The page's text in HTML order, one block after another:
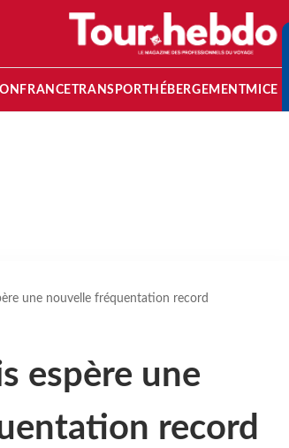
FRANCETRANSPORT HÉBERGEMENTMICE
une nouvelle fréquentation record
espère une
record